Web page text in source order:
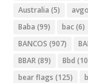
Australia (5) avgo
Baba (99) bac(6)
BANCOS (907)
BBAR(89) Bbd
bear flags (125)